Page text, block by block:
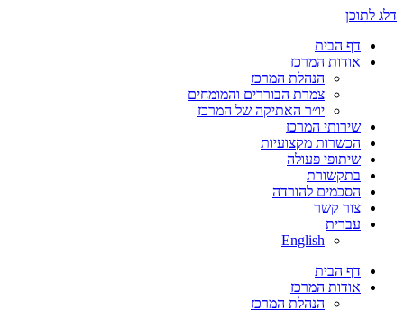
דלג לתוכן
דף הבית
אודות המרכז
הנהלת המרכז
צמרת הבוררים והמומחים
יו״ר האתיקה של המרכז
שירותי המרכז
הכשרות מקצועיות
שיתופי פעולה
בתקשורת
הסכמים להורדה
צור קשר
עברית
English
דף הבית
אודות המרכז
הנהלת המרכז